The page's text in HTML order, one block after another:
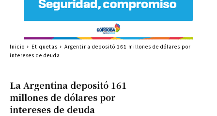
La Argentina depositó 161
millones de dólares por
intereses de deuda
Inicio Etiquetas
Argentina depositó 161 millones de dólares por
intereses de deuda